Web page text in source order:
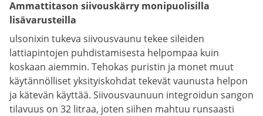
Ammattitason siivouskärry monipuolisilla
lisävarusteilla
ulsonixin tukeva siivousvaunu tekee sileiden
lattiapintojen puhdistamisesta helpompaa kuin
koskaan aiemmin. Tehokas puristin ja monet muut
käytännölliset yksityiskohdat tekevät vaunusta helpon
ja kätevän käyttää. Siivousvaunuun integroidun sangon
tilavuus on 32 litraa, joten siihen mahtuu runsaasti